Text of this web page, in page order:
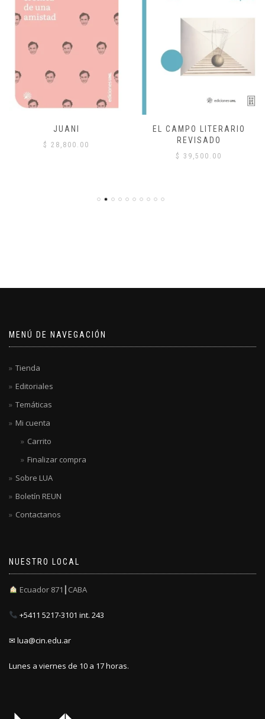
JUANI
$ 28,800.00
EL CAMPO LITERARIO
REVISADO
$ 39,500.00
MENÚ DE NAVEGACIÓN
Tienda
Editoriales
Temáticas
Mi cuenta
Carrito
Finalizar compra
Sobre LUA
Boletín REUN
Contactanos
NUESTRO LOCAL
Ecuador 871┃CABA
+5411 5217-3101 int. 243
✉ lua@cin.edu.ar
Lunes a viernes de 10 a 17 horas.